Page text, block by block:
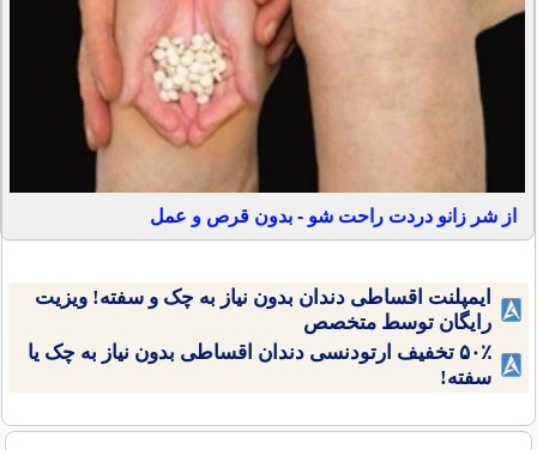
از شر زانو دردت راحت شو - بدون قرص و عمل
ایمپلنت اقساطی دندان بدون نیاز به چک و سفته! ویزیت
رایگان توسط متخصص
۵۰٪ تخفیف ارتودنسی دندان اقساطی بدون نیاز به چک یا
سفته!